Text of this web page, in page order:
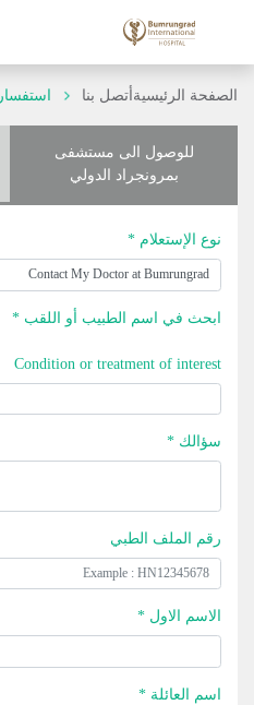
الصفحة الرئيسيةأتصل بنا استفسار
للوصول الى مستشفى
بمرونجراد الدولي
نوع الإستعلام *
ابحث في اسم الطبيب أو اللقب *
Condition or treatment of interest
سؤالك *
رقم الملف الطبي
الاسم الاول *
اسم العائلة *